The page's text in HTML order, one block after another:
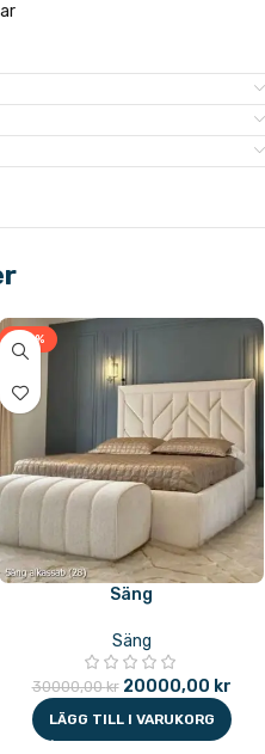
-33%
Säng
Säng
30000,00kr 20000,00 kr
LÄGG TILL I VARUKORG